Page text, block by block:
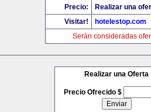
Precio:
Realizar una
Visitar!
hotelestop.com
Serán consideradas
Realizar una Oferta
Precio Ofrecido $